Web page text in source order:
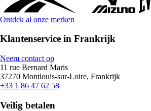
Ontdek al onze merken
Klantenservice in Frankrijk
Neem contact op
11 rue Bernard Maris
37270 Montlouis-sur-Loire, Frankrijk
+33 1 86 47 62 58
Veilig betalen